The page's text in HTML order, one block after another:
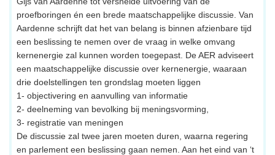
proefboringen én een brede maatschappelijke discussie. Van
Aardenne schrijft dat het van belang is binnen afzienbare tijd
een beslissing te nemen over de vraag in welke omvang
kernenergie zal kunnen worden toegepast. De AER adviseert
een maatschappelijke discussie over kernenergie, waaraan
drie doelstellingen ten grondslag moeten liggen
1- objectivering en aanvulling van informatie
2- deelneming van bevolking bij meningsvorming,
3- registratie van meningen
De discussie zal twee jaren moeten duren, waarna regering
en parlement een beslissing gaan nemen. Aan het eind van ‘t